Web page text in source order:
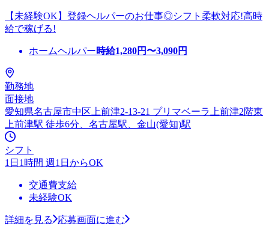
【未経験OK】登録ヘルパーのお仕事◎シフト柔軟対応!高時
給で稼げる!
ホームヘルパー時給1,280円〜3,090円
勤務地
面接地
愛知県名古屋市中区上前津2-13-21 プリマベーラ上前津2階東
上前津駅 徒歩6分、名古屋駅、金山(愛知)駅
シフト
1日1時間 週1日からOK
交通費支給
未経験OK
詳細を見る
応募画面に進む